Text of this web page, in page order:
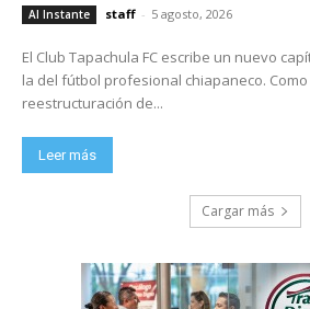
Al Instante staff - 5 agosto, 2026
El Club Tapachula FC escribe un nuevo
la del fútbol profesional chiapaneco. Como resultado de la nueva
reestructuración de...
Leer más
Cargar más